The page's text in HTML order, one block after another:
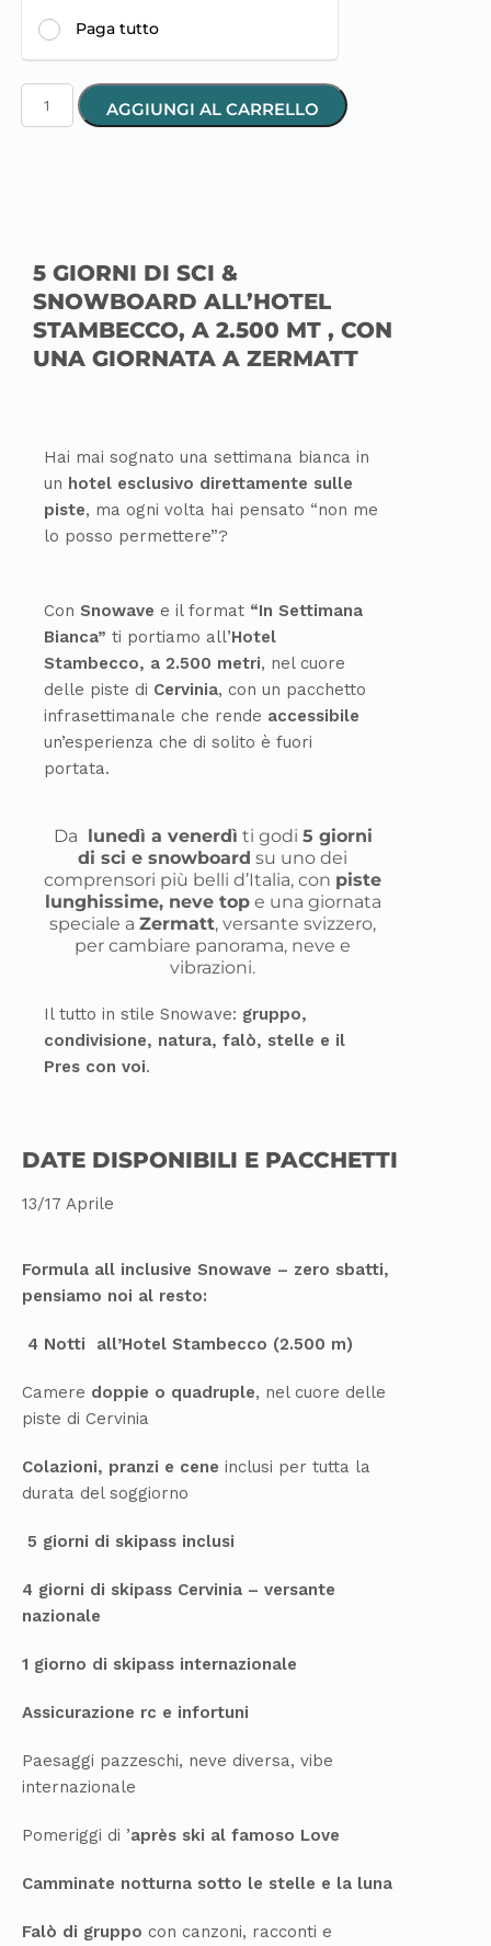
Paga tutto
AGGIUNGI AL CARRELLO
5 GIORNI DI SCI &
SNOWBOARD ALL’HOTEL
STAMBECCO, A 2.500 MT , CON
UNA GIORNATA A ZERMATT
Hai mai sognato una settimana bianca in
un hotel esclusivo direttamente sulle
piste, ma ogni volta hai pensato “non me
lo posso permettere”?
Con Snowave e il format “In Settimana
Bianca” ti portiamo all’Hotel
Stambecco, a 2.500 metri, nel cuore
delle piste di Cervinia, con un pacchetto
infrasettimanale che rende accessibile
un’esperienza che di solito è fuori
portata.
Da lunedì a venerdì ti godi 5 giorni
di sci e snowboard su uno dei
comprensori più belli d’Italia, con piste
lunghissime, neve tope una giornata
speciale a Zermatt, versante svizzero,
per cambiare panorama, neve e
vibrazioni.
Il tutto in stile Snowave: gruppo,
condivisione, natura, falò, stelle e il
Pres con voi.
DATE DISPONIBILI E PACCHETTI
13/17 Aprile
Formula all inclusive Snowave – zero sbatti,
pensiamo noi al resto:
4 Notti all’Hotel Stambecco (2.500 m)
Camere doppie o quadruple, nel cuore delle
piste di Cervinia
Colazioni, pranzi e cene inclusi per tutta la
durata del soggiorno
5 giorni di skipass inclusi
4 giorni di skipass Cervinia – versante
nazionale
1 giorno di skipass internazionale
Assicurazione rc e infortuni
Paesaggi pazzeschi, neve diversa, vibe
internazionale
Pomeriggi di ’après ski al famoso Love
Camminate notturna sotto le stelle e la luna
Falò di gruppo con canzoni, racconti e